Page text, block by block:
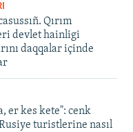
Qırım
devlet hainligi
daqqalar içinde
er kes kete": cenk
turistlerine nasıl